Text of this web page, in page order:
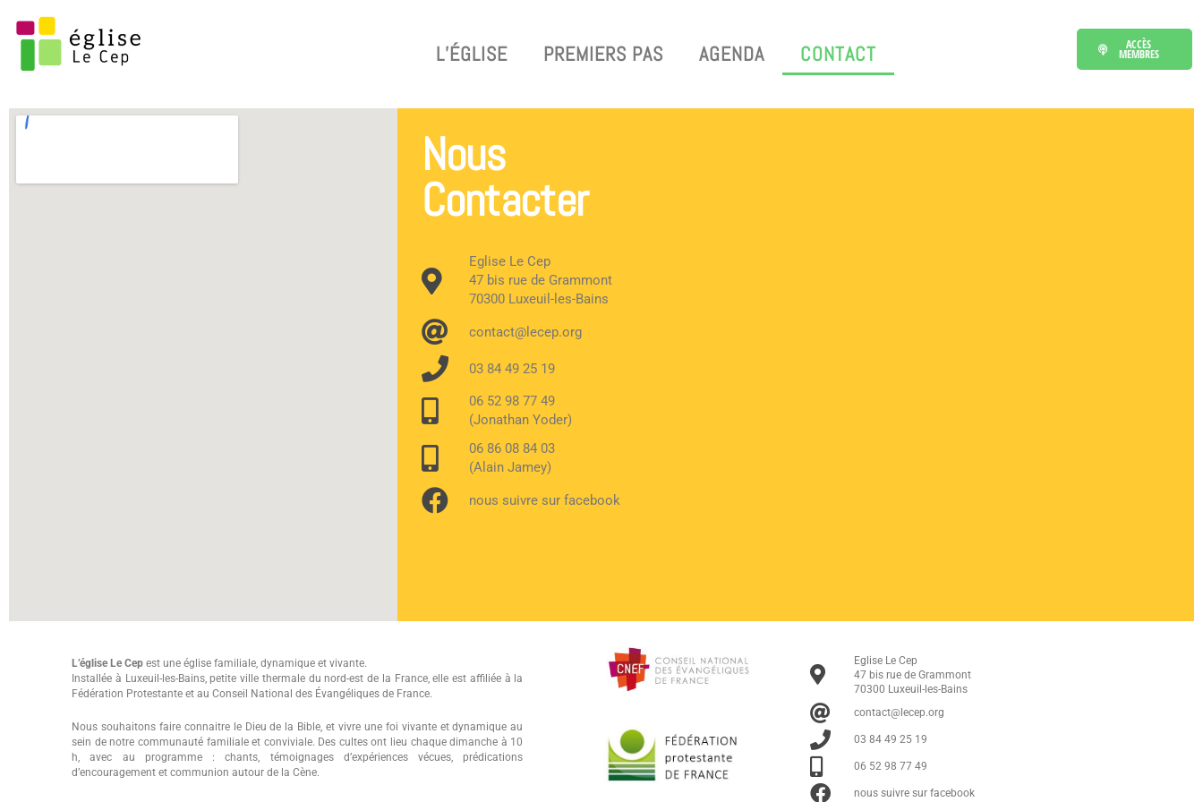
L’ÉGLISE PREMIERS PAS AGENDA CONTACT ACCÈS
MEMBRES
Nous
Contacter
Eglise Le Cep
47 bis rue de Grammont
70300 Luxeuil-les-Bains
contact@lecep.org
03 84 49 25 19
06 52 98 77 49
(Jonathan Yoder)
06 86 08 84 03
(Alain Jamey)
nous suivre sur facebook
L’église Le Cep est une église familiale, dynamique et vivante.
Installée à Luxeuil-les-Bains, petite ville thermale du nord-est de la France, elle est affiliée à la
Fédération Protestante et au Conseil National des Évangéliques de France.
Nous souhaitons faire connaitre le Dieu de la Bible, et vivre une foi vivante et dynamique au
sein de notre communauté familiale et conviviale. Des cultes ont lieu chaque dimanche à 10
h, avec au programme : chants, témoignages d’expériences vécues, prédications
d’encouragement et communion autour de la Cène.
Eglise Le Cep
47 bis rue de Grammont
70300 Luxeuil-les-Bains
contact@lecep.org
03 84 49 25 19
06 52 98 77 49
nous suivre sur facebook